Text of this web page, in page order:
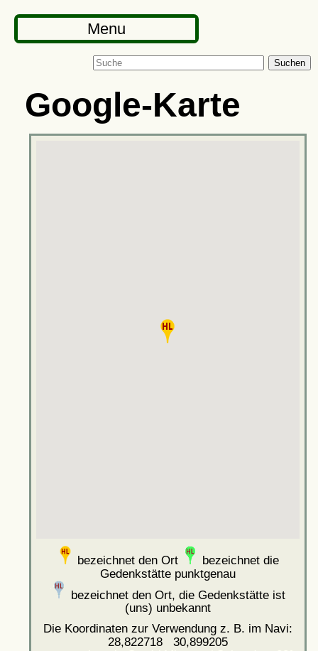
Menu
Suchen
Google-Karte
bezeichnet den Ort
bezeichnet die
Gedenkstätte punktgenau
bezeichnet den Ort, die Gedenkstätte ist
(uns) unbekannt
Die Koordinaten zur Verwendung z. B. im Navi:
28,822718 30,899205